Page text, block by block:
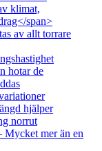
klimat,
span>
av allt torrare
hotar de
hjälper
norrut
Mycket mer än en